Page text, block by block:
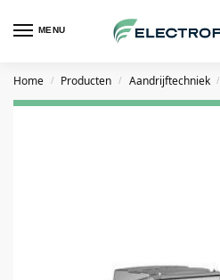
MENU
Home / Producten / Aandrijftechniek /